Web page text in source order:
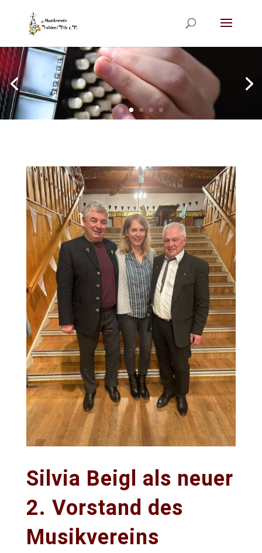
Silvia Beigl als neuer
2. Vorstand des
Musikvereins